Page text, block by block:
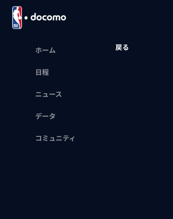
ホーム
日程
ニュース
データ
コミュニティ
戻る